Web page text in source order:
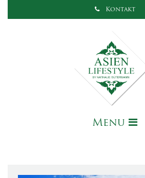
Kontakt
Menu